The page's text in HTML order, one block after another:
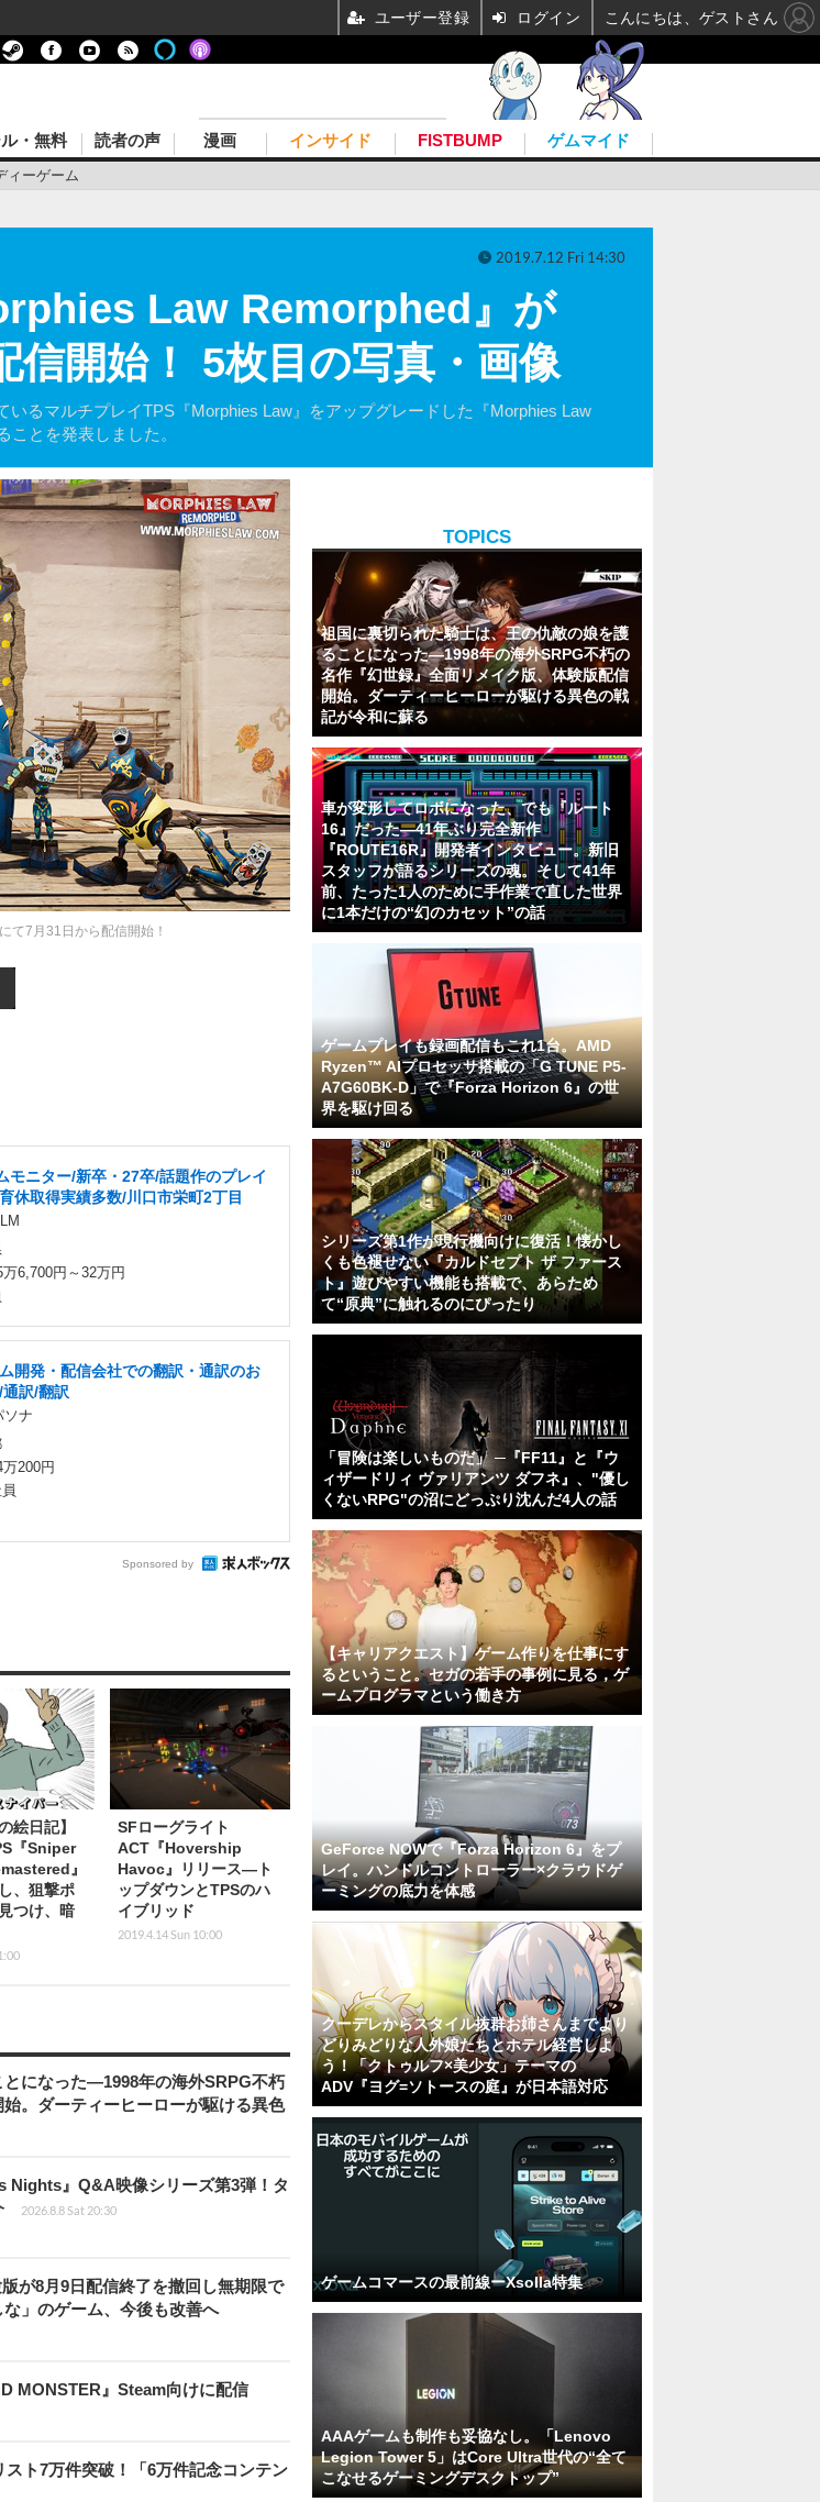
ィーゲーム
・無料 読者の声 漫画 インサイド FISTBUMP ゲムマイド
Law Remorphed』が
開始！ 5枚目の写真・画像
るマルチプレイTPS『Morphies Law』をアップグレードした『Morphies Law
とを発表しました。
2019.7.12 Fri 14:30
て7月31日から配信開始！
モニター/新卒・27卒/話題作のプレイ
休取得実績多数/川口市栄町2丁目
万6,700円～32万円
開発・配信会社での翻訳・通訳のお
訳/翻訳
ソナ
万200円
Sponsored by
絵日記】
『Sniper
』
、狙撃ポ
つけ、暗
SFローグライト
ACT『Hovership
Havoc』リリース―ト
ップダウンとTPSのハ
イブリッド
2019.4.14 Sun 10:00
になった―1998年の海外SRPG不朽
。ダーティーヒーローが駆ける異色
Nights』Q&A映像シリーズ第3弾！タ
2026.8.8 Sat 20:30
が8月9日配信終了を撤回し無期限で
」のゲーム、今後も改善へ
MONSTER』Steam向けに配信
ト7万件突破！「6万件記念コンテン
TOPICS
祖国に裏切られた騎士は、王の仇敵の娘を護
ることになった―1998年の海外SRPG不朽の
名作『幻世録』全面リメイク版、体験版配信
開始。ダーティーヒーローが駆ける異色の戦
記が令和に蘇る
車が変形してロボになった、でも『ルート
16』だった―41年ぶり完全新作
『ROUTE16R』開発者インタビュー。新旧
スタッフが語るシリーズの魂。そして41年
前、たった1人のために手作業で直した世界
に1本だけの“幻のカセット”の話
ゲームプレイも録画配信もこれ1台。AMD
Ryzen™ AIプロセッサ搭載の「G TUNE P5-
A7G60BK-D」で『Forza Horizon 6』の世
界を駆け回る
シリーズ第1作が現行機向けに復活！懐かし
くも色褪せない『カルドセプト ザ ファース
ト』遊びやすい機能も搭載で、あらため
て“原典”に触れるのにぴったり
「冒険は楽しいものだ」 ─『FF11』と『ウ
ィザードリィ ヴァリアンツ ダフネ』、"優し
くないRPG"の沼にどっぷり沈んだ4人の話
【キャリアクエスト】ゲーム作りを仕事にす
るということ。セガの若手の事例に見る，ゲ
ームプログラマという働き方
GeForce NOWで『Forza Horizon 6』をプ
レイ。ハンドルコントローラー×クラウドゲ
ーミングの底力を体感
クーデレからスタイル抜群お姉さんまでより
どりみどりな人外娘たちとホテル経営しよ
う！「クトゥルフ×美少女」テーマの
ADV『ヨグ=ソトースの庭』が日本語対応
ゲームコマースの最前線ーXsolla特集
AAAゲームも制作も妥協なし。「Lenovo
Legion Tower 5」はCore Ultra世代の“全て
こなせるゲーミングデスクトップ”
ユーザー登録 ログイン こんにちは、ゲストさん